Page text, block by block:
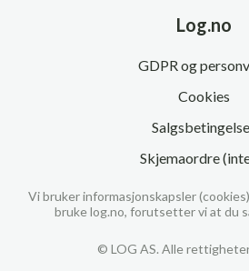
Log.no
GDPR og
Cookies
Skjemaordre
© LOG AS. Alle
Vi bruker informasjonskapsler
bruke log.no, forutsetter vi at du